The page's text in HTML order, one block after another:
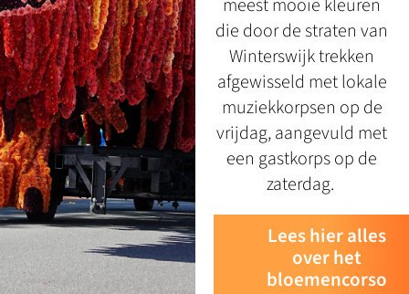
meest mooie kleuren
die door de straten van
Winterswijk trekken
afgewisseld met lokale
muziekkorpsen op de
vrijdag, aangevuld met
een gastkorps op de
zaterdag.
Lees hier alles
over het
bloemencorso